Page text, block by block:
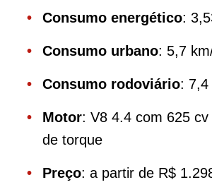
Consumo energético:
Consumo urbano: 5,7
Consumo rodoviário: 7,4
Motor: V8 4.4 com 625
de torque
Preço: a partir de R$